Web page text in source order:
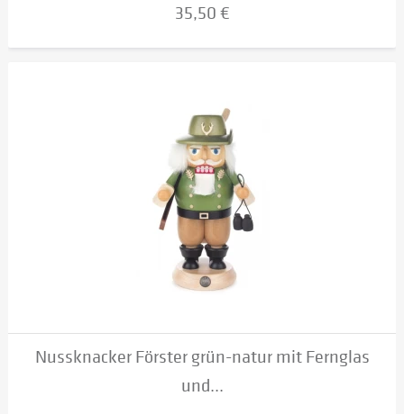
35,50 €
Nussknacker Förster grün-natur mit Fernglas
und...